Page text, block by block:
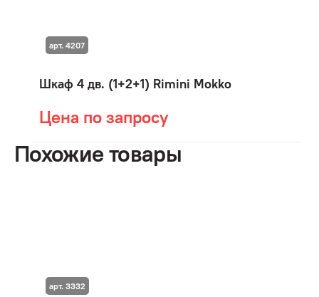
Шкаф 4 дв. (1+2+1) Rimini Mokko
Цена по запросу
арт. 4207
Похожие товары
арт. 3332